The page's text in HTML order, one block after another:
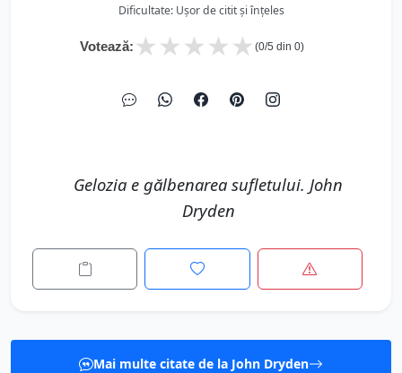
Dificultate: Ușor de citit și înțeles
Votează: ★
★
★
★
★ (0/5 din 0)
Gelozia e gălbenarea sufletului. John
Dryden
Mai multe citate de la John Dryden